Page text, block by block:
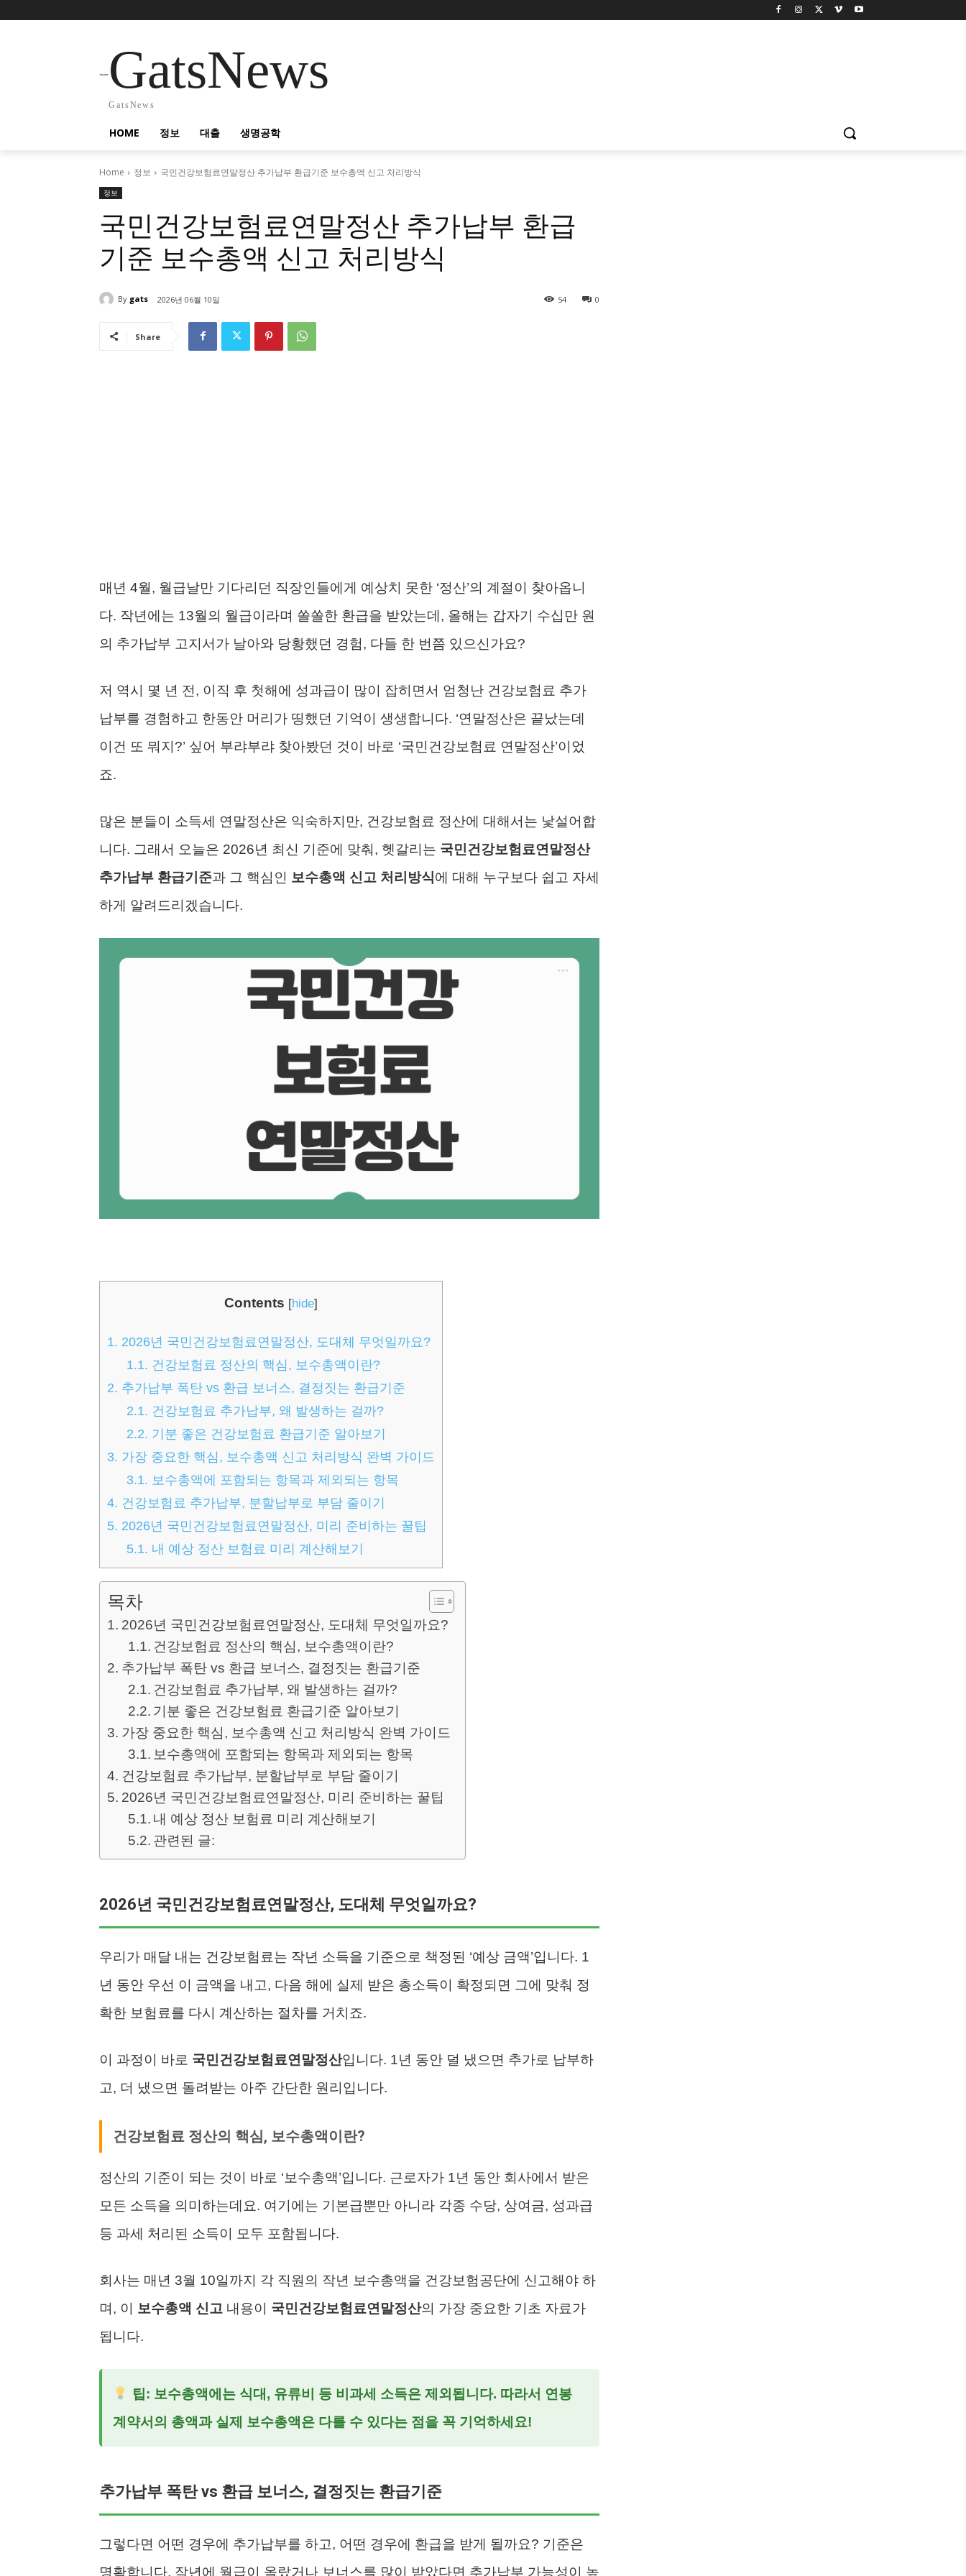
GatsNews
GatsNews
HOME 정보 대출 생명공학
Home 정보 국민건강보험료연말정산 추가납부 환급기준 보수총액 신고 처리방식
정보
국민건강보험료연말정산 추가납부 환급
기준 보수총액 신고 처리방식
By gats 2026년 06월 10일 0
54
Share
매년 4월, 월급날만 기다리던 직장인들에게 예상치 못한 ‘정산’의 계절이 찾아옵니
다. 작년에는 13월의 월급이라며 쏠쏠한 환급을 받았는데, 올해는 갑자기 수십만 원
의 추가납부 고지서가 날아와 당황했던 경험, 다들 한 번쯤 있으신가요?
저 역시 몇 년 전, 이직 후 첫해에 성과급이 많이 잡히면서 엄청난 건강보험료 추가
납부를 경험하고 한동안 머리가 띵했던 기억이 생생합니다. ‘연말정산은 끝났는데
이건 또 뭐지?’ 싶어 부랴부랴 찾아봤던 것이 바로 ‘국민건강보험료 연말정산’이었
죠.
많은 분들이 소득세 연말정산은 익숙하지만, 건강보험료 정산에 대해서는 낯설어합
니다. 그래서 오늘은 2026년 최신 기준에 맞춰, 헷갈리는 국민건강보험료연말정산
추가납부 환급기준과 그 핵심인 보수총액 신고 처리방식에 대해 누구보다 쉽고 자세
하게 알려드리겠습니다.
Contents [hide]
1. 2026년 국민건강보험료연말정산, 도대체 무엇일까요?
1.1. 건강보험료 정산의 핵심, 보수총액이란?
2. 추가납부 폭탄 vs 환급 보너스, 결정짓는 환급기준
2.1. 건강보험료 추가납부, 왜 발생하는 걸까?
2.2. 기분 좋은 건강보험료 환급기준 알아보기
3. 가장 중요한 핵심, 보수총액 신고 처리방식 완벽 가이드
3.1. 보수총액에 포함되는 항목과 제외되는 항목
4. 건강보험료 추가납부, 분할납부로 부담 줄이기
5. 2026년 국민건강보험료연말정산, 미리 준비하는 꿀팁
5.1. 내 예상 정산 보험료 미리 계산해보기
목차
2026년 국민건강보험료연말정산, 도대체 무엇일까요?
건강보험료 정산의 핵심, 보수총액이란?
추가납부 폭탄 vs 환급 보너스, 결정짓는 환급기준
건강보험료 추가납부, 왜 발생하는 걸까?
기분 좋은 건강보험료 환급기준 알아보기
가장 중요한 핵심, 보수총액 신고 처리방식 완벽 가이드
보수총액에 포함되는 항목과 제외되는 항목
건강보험료 추가납부, 분할납부로 부담 줄이기
2026년 국민건강보험료연말정산, 미리 준비하는 꿀팁
내 예상 정산 보험료 미리 계산해보기
관련된 글:
2026년 국민건강보험료연말정산, 도대체 무엇일까요?
우리가 매달 내는 건강보험료는 작년 소득을 기준으로 책정된 ‘예상 금액’입니다. 1
년 동안 우선 이 금액을 내고, 다음 해에 실제 받은 총소득이 확정되면 그에 맞춰 정
확한 보험료를 다시 계산하는 절차를 거치죠.
이 과정이 바로 국민건강보험료연말정산입니다. 1년 동안 덜 냈으면 추가로 납부하
고, 더 냈으면 돌려받는 아주 간단한 원리입니다.
건강보험료 정산의 핵심, 보수총액이란?
정산의 기준이 되는 것이 바로 ‘보수총액’입니다. 근로자가 1년 동안 회사에서 받은
모든 소득을 의미하는데요. 여기에는 기본급뿐만 아니라 각종 수당, 상여금, 성과급
등 과세 처리된 소득이 모두 포함됩니다.
회사는 매년 3월 10일까지 각 직원의 작년 보수총액을 건강보험공단에 신고해야 하
며, 이 보수총액 신고 내용이 국민건강보험료연말정산의 가장 중요한 기초 자료가
됩니다.
팁: 보수총액에는 식대, 유류비 등 비과세 소득은 제외됩니다. 따라서 연봉
계약서의 총액과 실제 보수총액은 다를 수 있다는 점을 꼭 기억하세요!
추가납부 폭탄 vs 환급 보너스, 결정짓는 환급기준
그렇다면 어떤 경우에 추가납부를 하고, 어떤 경우에 환급을 받게 될까요? 기준은
명확합니다. 작년에 월급이 올랐거나 보너스를 많이 받았다면 추가납부 가능성이 높